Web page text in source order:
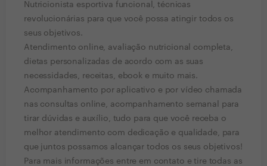
Nutricionista esportiva funcional, técnicas
revolucionárias para que você possa atingir todos os
seus objetivos.
Atendimento online, avaliação nutricional completa,
dietas personalizadas de acordo com as suas
necessidades, receitas, ebook e muito mais.
Acompanhamento por aplicativo e por vídeo chamada
nas consultas online, acompanhamento semanal para
tirar dúvidas e auxílio, tudo para que você receba o
melhor atendimento com dedicação e qualidade, para
que juntos possamos alcançar todos os seus objetivos!
Para mais informações entre em contato e tire todas as